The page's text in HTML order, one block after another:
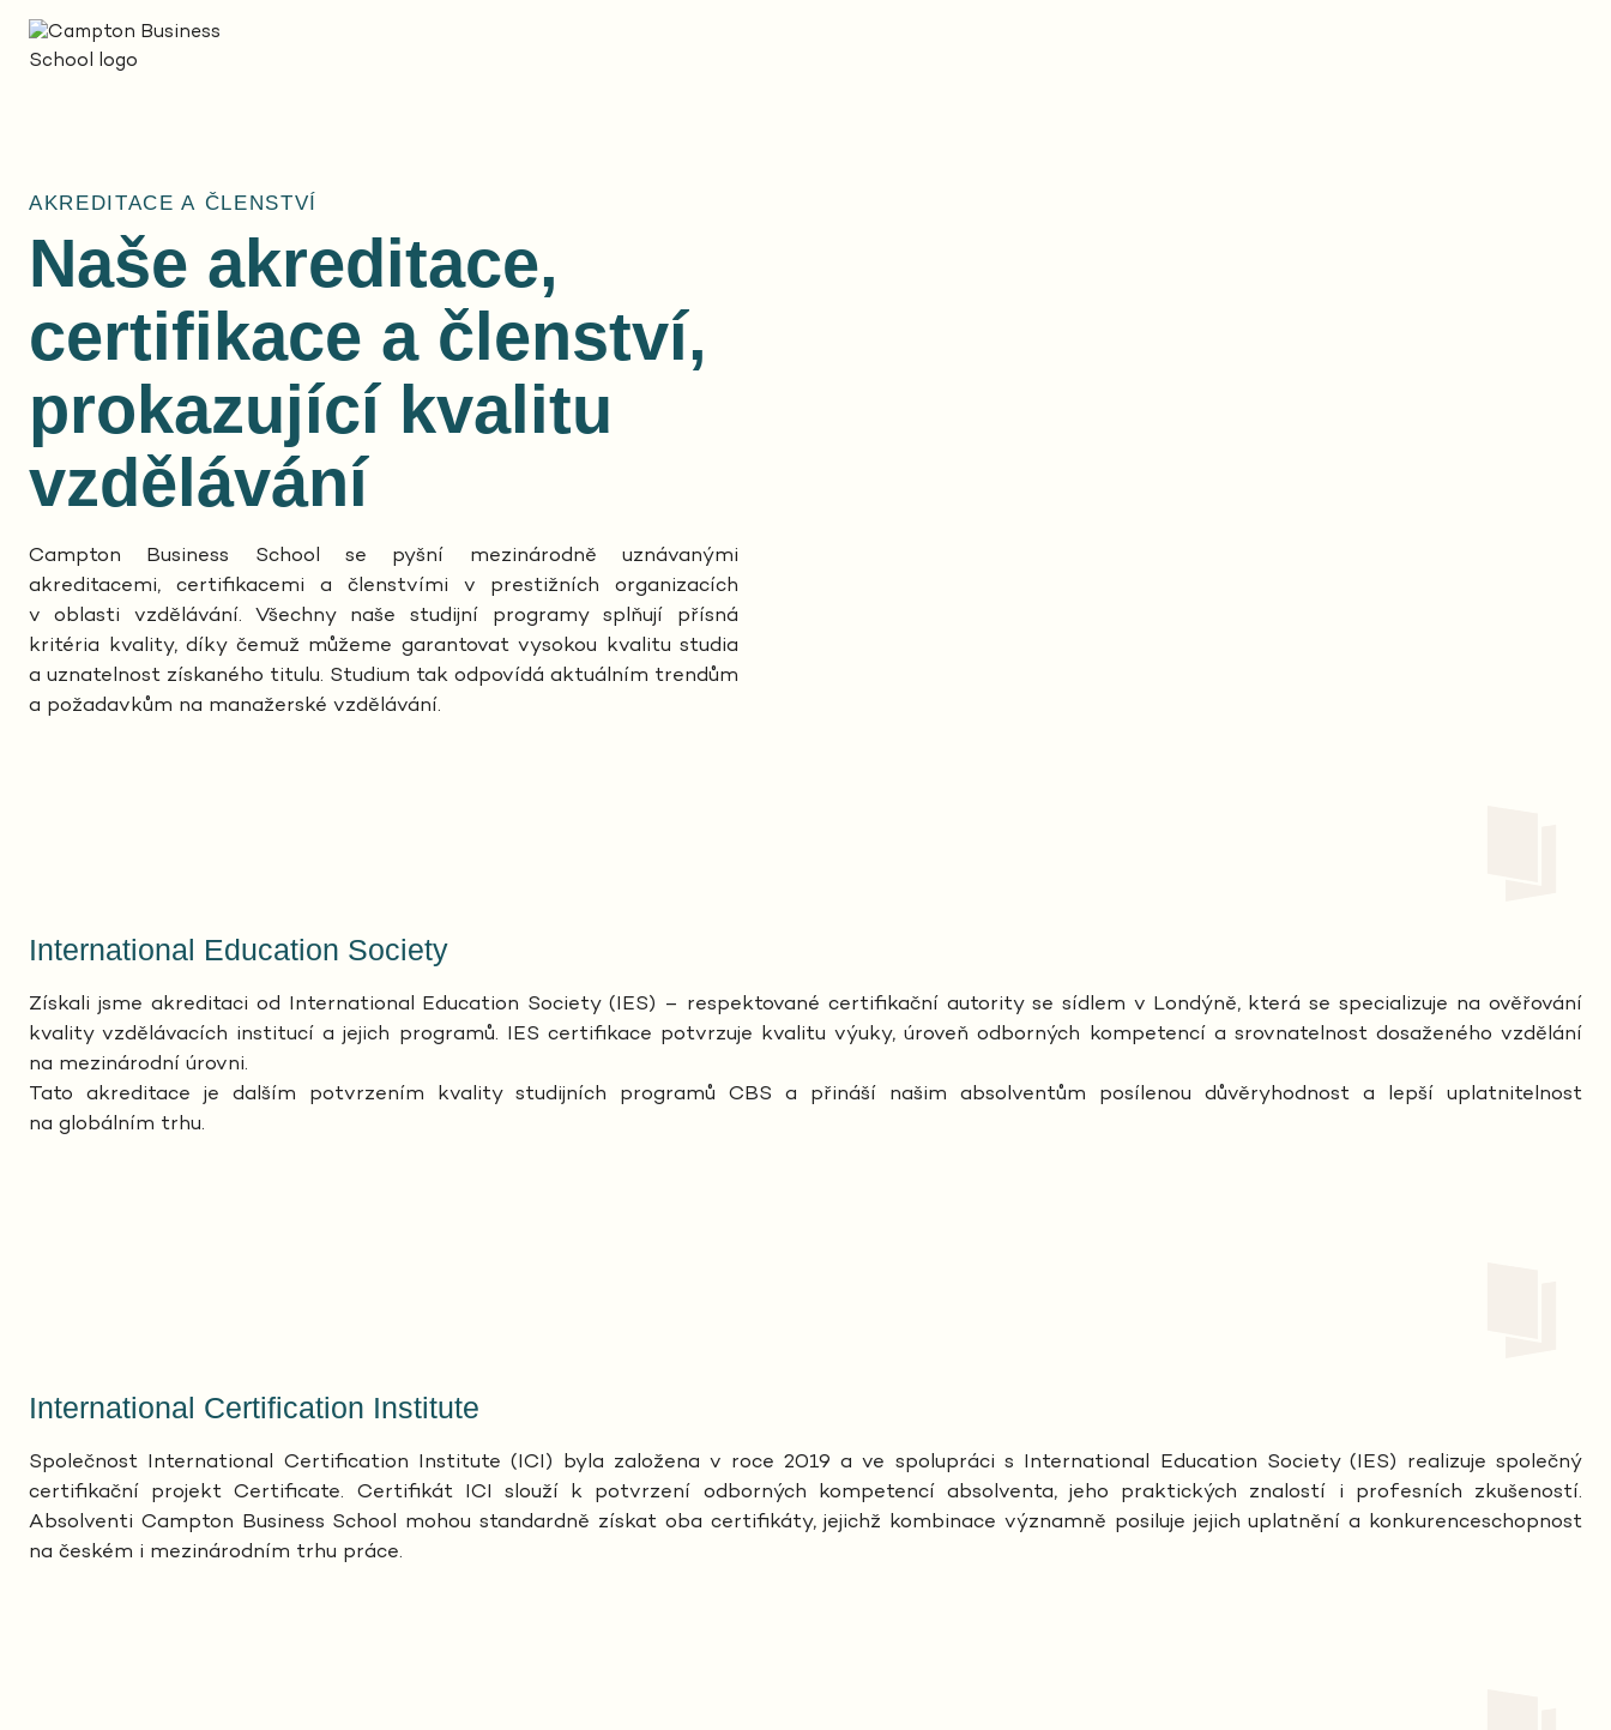
AKREDITACE A ČLENSTVÍ
Naše akreditace,
certifikace a členství,
prokazující kvalitu
vzdělávání
Campton Business School se pyšní mezinárodně uznávanými
akreditacemi, certifikacemi a členstvími v prestižních organizacích
v oblasti vzdělávání. Všechny naše studijní programy splňují přísná
kritéria kvality, díky čemuž můžeme garantovat vysokou kvalitu studia
a uznatelnost získaného titulu. Studium tak odpovídá aktuálním trendům
a požadavkům na manažerské vzdělávání.
International Education Society
Získali jsme akreditaci od International Education Society (IES) – respektované certifikační autority se sídlem v Londýně, která se specializuje na ověřování
kvality vzdělávacích institucí a jejich programů. IES certifikace potvrzuje kvalitu výuky, úroveň odborných kompetencí a srovnatelnost dosaženého vzdělání
na mezinárodní úrovni.
Tato akreditace je dalším potvrzením kvality studijních programů CBS a přináší našim absolventům posílenou důvěryhodnost a lepší uplatnitelnost
na globálním trhu.
International Certification Institute
Společnost International Certification Institute (ICI) byla založena v roce 2019 a ve spolupráci s International Education Society (IES) realizuje společný
certifikační projekt Certificate. Certifikát ICI slouží k potvrzení odborných kompetencí absolventa, jeho praktických znalostí i profesních zkušeností.
Absolventi Campton Business School mohou standardně získat oba certifikáty, jejichž kombinace významně posiluje jejich uplatnění a konkurenceschopnost
na českém i mezinárodním trhu práce.